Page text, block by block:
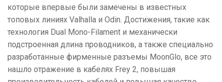
которые впервые были замечены в известных
топовых линиях Valhalla и Odin. Достижения, такие как
технология Dual Mono-Filament и механически
подстроенная длина проводников, а также специально
разработанные фирменные разъемы MoonGlo, все это
нашло отражение в кабелях Frey 2, повышая